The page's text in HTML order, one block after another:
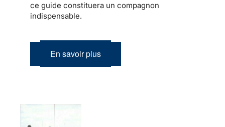
ce guide constituera un compagnon
indispensable.
En savoir plus